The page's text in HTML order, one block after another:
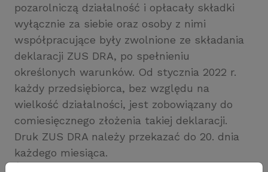
pozarolniczą działalność i opłacały składki
wyłącznie za siebie oraz osoby z nimi
współpracujące były zwolnione ze składania
deklaracji ZUS DRA, po spełnieniu
określonych warunków. Od stycznia 2022 r.
każdy przedsiębiorca, bez względu na
wielkość działalności, jest zobowiązany do
comiesięcznego złożenia takiej deklaracji.
Druk ZUS DRA należy przekazać do 20. dnia
każdego miesiąca.